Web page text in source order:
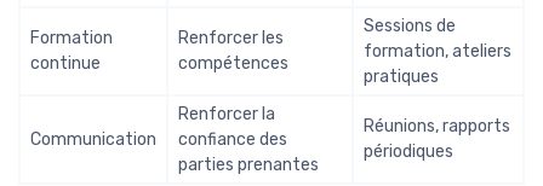
Formation
continue
Renforcer les
compétences
Sessions de
formation, ateliers
pratiques
Communication
Renforcer la
confiance des
parties prenantes
Réunions, rapports
périodiques